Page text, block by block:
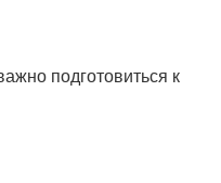
подготовиться к